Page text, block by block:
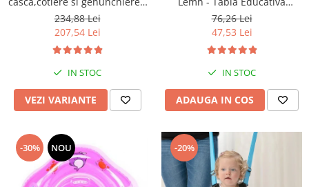
Ursuletul vesel Panda
234,88 Lei
207,54 Lei
IN STOC
VEZI VARIANTE
Logaritmică
76,26 Lei
47,53 Lei
IN STOC
ADAUGA IN COS
-30% NOU -20%